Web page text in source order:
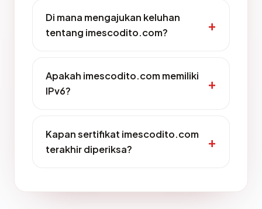
Di mana mengajukan keluhan
tentang imescodito.com?
Apakah imescodito.com memiliki
IPv6?
Kapan sertifikat imescodito.com
terakhir diperiksa?